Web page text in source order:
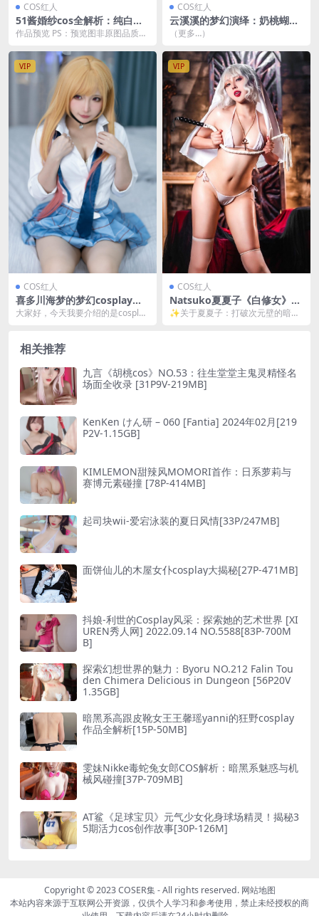
COS红人
51酱婚纱cos全解析：纯白幻
想主题惊艳亮相 [33P3V-221
作品预览 PS：预览图非原图品质，
图请登录后下载观...
COS红人
云溪溪的梦幻演绎：奶桃蝴蝶
的唯美瞬间[50P-435MB]
（更多…）
VIP
COS红人
喜多川海梦的梦幻cosplay之
旅 [55P-358MB]
大家好，今天我要介绍的是cosplay
VIP
COS红人
Natsuko夏夏子《白修女》圣
洁暗黑系cosplay全解析：禁
✨关于夏夏子：打破次元壁的暗黑
相关推荐
九言《胡桃cos》NO.53：往生堂堂主鬼灵精怪名
场面全收录 [31P9V-219MB]
KenKen けん研 – 060 [Fantia] 2024年02月[219
P2V-1.15GB]
KIMLEMON甜辣风MOMORI首作：日系萝莉与
赛博元素碰撞 [78P-414MB]
起司块wii-爱宕泳装的夏日风情[33P/247MB]
面饼仙儿的木屋女仆cosplay大揭秘[27P-471MB]
抖娘-利世的Cosplay风采：探索她的艺术世界 [XI
UREN秀人网] 2022.09.14 NO.5588[83P-700M
B]
探索幻想世界的魅力：Byoru NO.212 Falin Tou
den Chimera Delicious in Dungeon [56P20V
1.35GB]
暗黑系高跟皮靴女王王馨瑶yanni的狂野cosplay
作品全解析[15P-50MB]
雯妹Nikke毒蛇兔女郎COS解析：暗黑系魅惑与机
械风碰撞[37P-709MB]
AT鲨《足球宝贝》元气少女化身球场精灵！揭秘3
5期活力cos创作故事[30P-126M]
Copyright © 2023COSER集- All rights reserved. 网站地图
本站内容来源于互联网公开资源，仅供个人学习和参考使用，禁止未经授权的商